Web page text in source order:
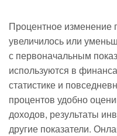
Процентное изменение
увеличилось или
с первоначальным
используются в
статистике и
процентов удобно
доходов, результаты
другие показатели.